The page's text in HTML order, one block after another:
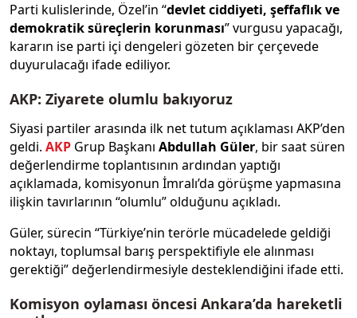
Parti kulislerinde, Özel’in “devlet ciddiyeti, şeffaflık ve
demokratik süreçlerin korunması” vurgusu yapacağı,
kararın ise parti içi dengeleri gözeten bir çerçevede
duyurulacağı ifade ediliyor.
AKP: Ziyarete olumlu bakıyoruz
Siyasi partiler arasında ilk net tutum açıklaması AKP’den
geldi. AKP Grup Başkanı Abdullah Güler, bir saat süren
değerlendirme toplantısının ardından yaptığı
açıklamada, komisyonun İmralı’da görüşme yapmasına
ilişkin tavırlarının “olumlu” olduğunu açıkladı.
Güler, sürecin “Türkiye’nin terörle mücadelede geldiği
noktayı, toplumsal barış perspektifiyle ele alınması
gerektiği” değerlendirmesiyle desteklendiğini ifade etti.
Komisyon oylaması öncesi Ankara’da hareketli